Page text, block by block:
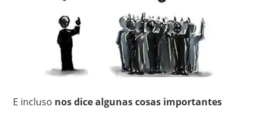
E incluso nos dice algunas cosas importantes